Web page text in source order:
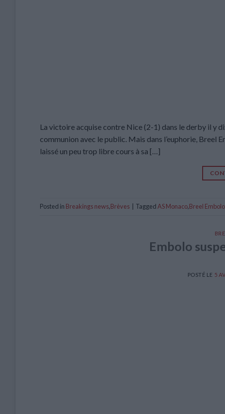
La victoire acquise contre Nice (2-1) dans le derby il y
communion avec le public. Mais dans l’euphorie, Breel
laissé un peu trop libre cours à sa […]
Posted in Breakings news,Brèves TaggedAS Monaco,Breel Embolo
Embolo
POSTÉ LE 5